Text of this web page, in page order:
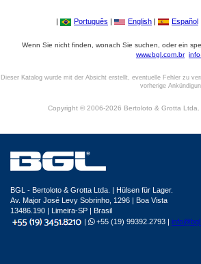
| Português | English | Español
Wenn Sie nicht finden, wonach Sie suchen, oder ein
www.bgl.com.br
Dieser Katalog wurde mit der Absicht erstellt, eventuelle Fehler zu
vorherige
Copyright © 2006-2026 Bertoloto & Grotta Ltda.
BGL - Bertoloto & Grotta Ltda. | Hülsen für Lager.
Av. Major José Levy Sobrinho, 1296 | Boa Vista
13486.190 | Limeira-SP | Brasil
|
+55 (19) 99392.2793 |